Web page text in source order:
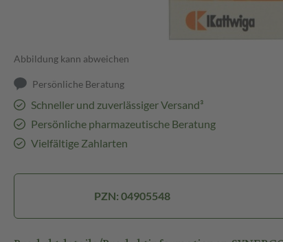
Abbildung kann abweichen
Persönliche Beratung
Schneller und zuverlässiger Versand³
Persönliche pharmazeutische Beratung
Vielfältige Zahlarten
PZN: 04905548